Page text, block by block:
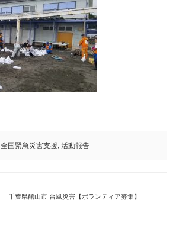
全国緊急災害支援, 活動報告
千葉県館山市 台風災害【ボランティア募集】